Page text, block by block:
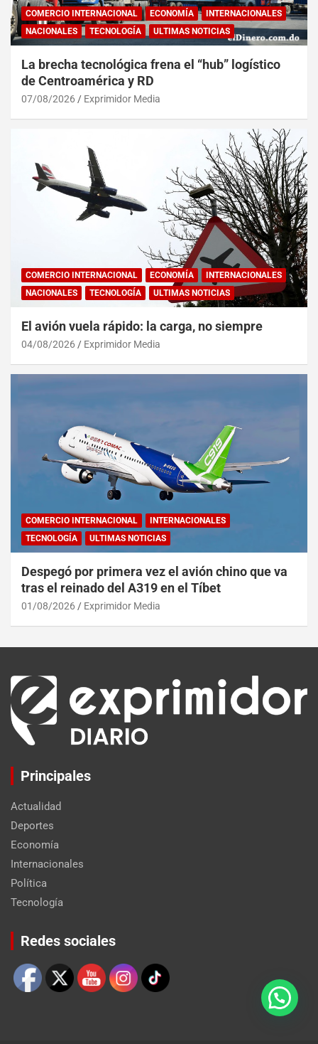
COMERCIO INTERNACIONAL ECONOMÍA
INTERNACIONALES
NACIONALES
TECNOLOGÍA ULTIMAS NOTICIAS
La brecha tecnológica frena el “hub” logístico
de Centroamérica y RD
07/08/2026 Exprimidor Media
COMERCIO INTERNACIONAL ECONOMÍA
INTERNACIONALES
NACIONALES
TECNOLOGÍA ULTIMAS NOTICIAS
El avión vuela rápido: la carga, no siempre
04/08/2026 Exprimidor Media
COMERCIO INTERNACIONAL
INTERNACIONALES
TECNOLOGÍA
ULTIMAS NOTICIAS
Despegó por primera vez el avión chino que va
tras el reinado del A319 en el Tíbet
01/08/2026 Exprimidor Media
Principales
Actualidad
Deportes
Economía
Internacionales
Política
Tecnología
Redes sociales